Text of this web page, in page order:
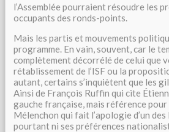
l’Assemblée pourraient résoudre les
occupants des ronds-points.
Mais les partis et mouvements
programme. En vain, souvent, car le
complètement décorrélé de celui que
rétablissement de l’ISF ou la
autant, certains s’inquiètent que les
Ainsi de François Ruffin qui cite
gauche française, mais référence
Mélenchon qui fait l’apologie d’un
pourtant ni ses préférences